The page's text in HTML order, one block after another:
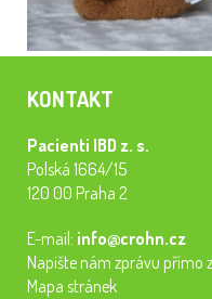
KONTAKT
Pacienti IBD z. s.
Polská 1664/15
120 00 Praha 2
E-mail: info@crohn.cz
Napište nám zprávu přímo
Mapa stránek